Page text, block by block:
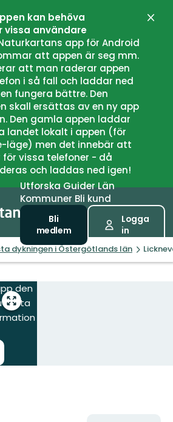
kan behöva
vissa användare
app för Android
att appen är seg mm.
att man raderar appen
i så fall och laddar ned
fungera bättre. Den
skall ersättas av en ny app
Den gamla appen laddar
landet lokalt i appen (för
läge) men det innebär att
för vissa telefoner - då
och laddas ned igen!
UtforskaGuiderLän
Kommuner Bli kund
Bli
medlem
Logga
in
dykningen i Östergötlands län
Gå
till
den
tillåta